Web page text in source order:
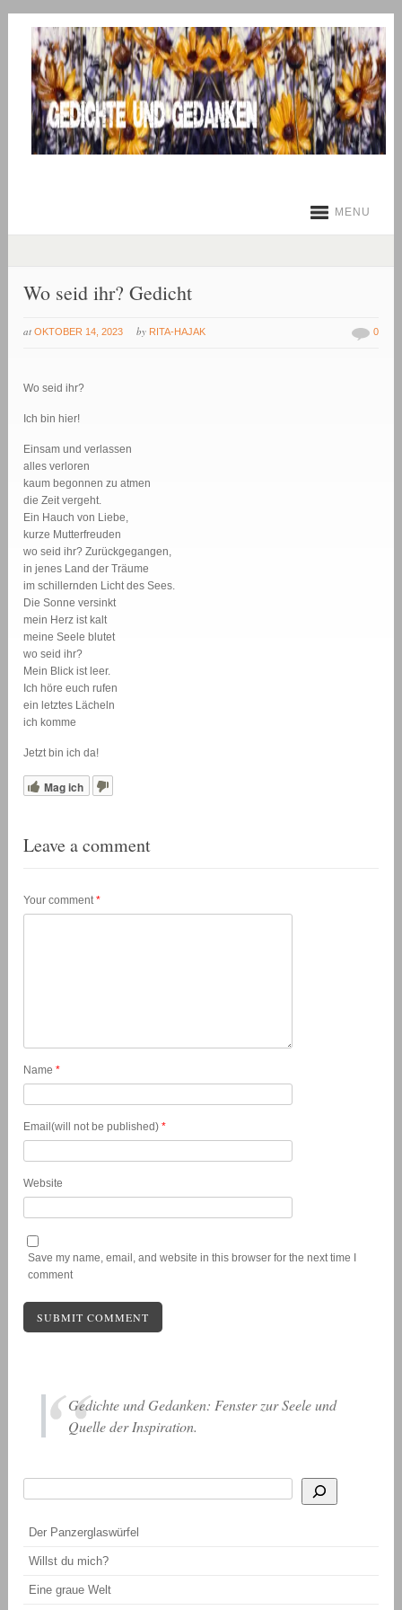
MENU
Wo seid ihr? Gedicht
at OKTOBER 14, 2023 by RITA-HAJAK 0
Wo seid ihr?
Ich bin hier!
Einsam und verlassen
alles verloren
kaum begonnen zu atmen
die Zeit vergeht.
Ein Hauch von Liebe,
kurze Mutterfreuden
wo seid ihr? Zurückgegangen,
in jenes Land der Träume
im schillernden Licht des Sees.
Die Sonne versinkt
mein Herz ist kalt
meine Seele blutet
wo seid ihr?
Mein Blick ist leer.
Ich höre euch rufen
ein letztes Lächeln
ich komme
Jetzt bin ich da!
Mag ich
Leave a comment
Your comment*
Name*
Email(will not be published)*
Website
Save my name, email, and website in this browser for the next time I
comment
Gedichte und Gedanken: Fenster zur Seele und
Quelle der Inspiration.
Der Panzerglaswürfel
Willst du mich?
Eine graue Welt